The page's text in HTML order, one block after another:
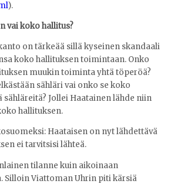
).
vai koko hallitus?
on tärkeää sillä kyseinen skandaali
koko hallituksen toimintaan. Onko
muukin toiminta yhtä töperöä?
sähläri vai onko se koko
sähläreitä? Jollei Haatainen lähde niin
hallituksen.
Haataisen on nyt lähdettävä
ei tarvitsisi lähteä.
tilanne kuin aikoinaan
Silloin Viattoman Uhrin piti kärsiä